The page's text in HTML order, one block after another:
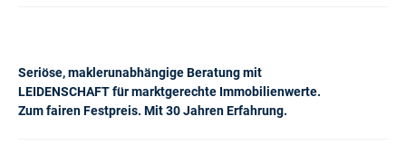
Seriöse, maklerunabhängige Beratung mit
LEIDENSCHAFT für marktgerechte Immobilienwerte.
Zum fairen Festpreis. Mit 30 Jahren Erfahrung.